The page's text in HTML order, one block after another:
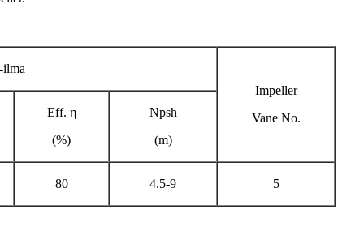
ilma
Impeller
Vane No.
Eff. η
(%)
Npsh
(m)
80 4.5-9 5